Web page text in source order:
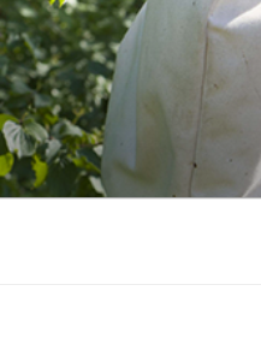
Aller
au
contenu
principal